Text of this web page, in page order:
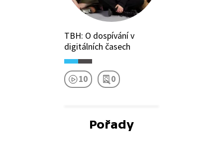
TBH: O dospívání v
digitálních časech
10 0
Pořady